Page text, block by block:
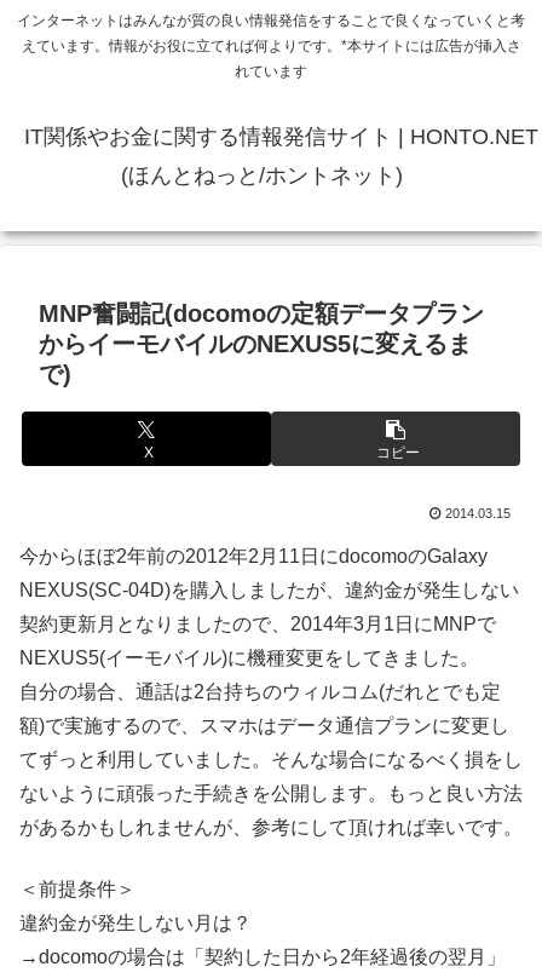
インターネットはみんなが質の良い情報発信をすることで良くなっていくと考
えています。情報がお役に立てれば何よりです。*本サイトには広告が挿入さ
れています
IT関係やお金に関する情報発信サイト | HONTO.NET
(ほんとねっと/ホントネット)
MNP奮闘記(docomoの定額データプラン
からイーモバイルのNEXUS5に変えるま
で)
X コピー
2014.03.15
今からほぼ2年前の2012年2月11日にdocomoのGalaxy
NEXUS(SC-04D)を購入しましたが、違約金が発生しない
契約更新月となりましたので、2014年3月1日にMNPで
NEXUS5(イーモバイル)に機種変更をしてきました。
自分の場合、通話は2台持ちのウィルコム(だれとでも定
額)で実施するので、スマホはデータ通信プランに変更し
てずっと利用していました。そんな場合になるべく損をし
ないように頑張った手続きを公開します。もっと良い方法
があるかもしれませんが、参考にして頂ければ幸いです。
＜前提条件＞
違約金が発生しない月は？
→docomoの場合は「契約した日から2年経過後の翌月」